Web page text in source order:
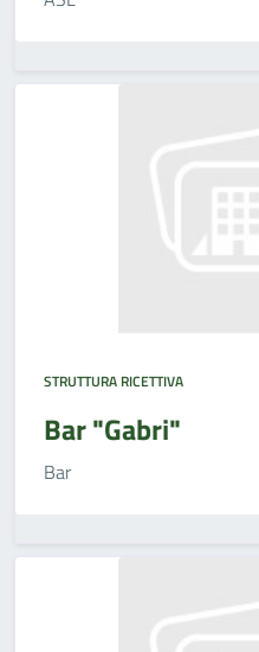
STRUTTURA RICETTIVA
Bar "Gabri"
Bar